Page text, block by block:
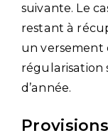
suivante. Le
restant à
un versement
régularisation
d’année.